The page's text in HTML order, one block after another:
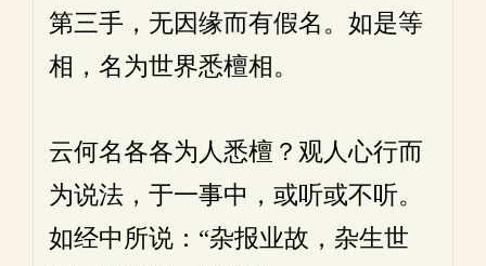
第三手，无因缘而有假名。如是等
相，名为世界悉檀相。
云何名各各为人悉檀？观人心行而
为说法，于一事中，或听或不听。
如经中所说：“杂报业故，杂生世